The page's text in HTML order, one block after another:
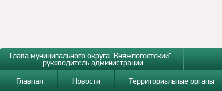
Глава муниципального округа "Княжпогостский" -
руководитель администрации
Главная
Новости Территориальные органы